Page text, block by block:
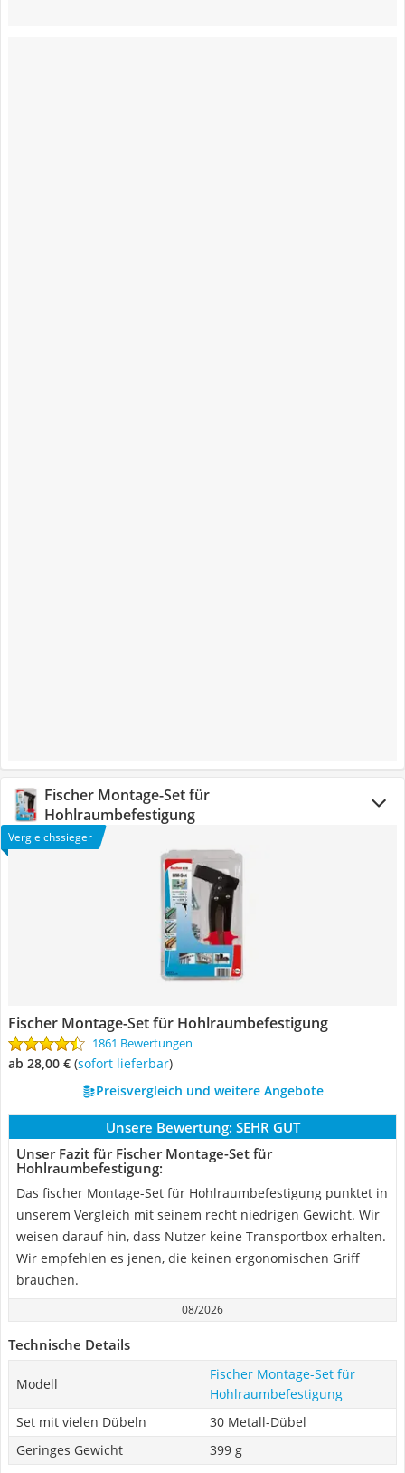
Fischer Montage-Set für
Hohlraumbefestigung
Vergleichssieger
Fischer Montage-Set für Hohlraumbefestigung
1861 Bewertungen
ab 28,00 € ( Sofort lieferbar)
Preisvergleich und weitere Angebote
Unsere Bewertung: SEHR GUT
Unser Fazit für Fischer Montage-Set für
Hohlraumbefestigung:
Das fischer Montage-Set für Hohlraumbefestigung punktet in
unserem Vergleich mit seinem recht niedrigen Gewicht. Wir
weisen darauf hin, dass Nutzer keine Transportbox erhalten.
Wir empfehlen es jenen, die keinen ergonomischen Griff
brauchen.
08/2026
Technische Details
Modell
Fischer Montage-Set für
Hohlraumbefestigung
Set mit vielen Dübeln
30 Metall-Dübel
Geringes Gewicht
399 g